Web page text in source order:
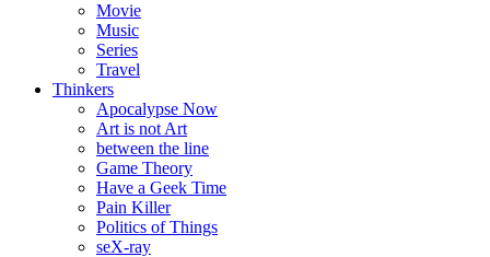
Movie
Music
Series
Travel
Thinkers
Apocalypse Now
Art is not Art
between the line
Game Theory
Have a Geek Time
Pain Killer
Politics of Things
seX-ray